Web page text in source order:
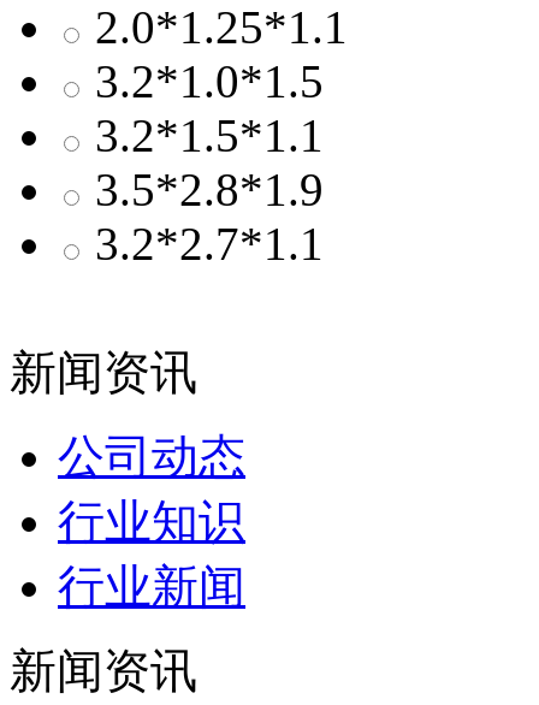
2.0*1.25*1.1
3.2*1.0*1.5
3.2*1.5*1.1
3.5*2.8*1.9
3.2*2.7*1.1
新闻资讯
公司动态
行业知识
行业新闻
新闻资讯